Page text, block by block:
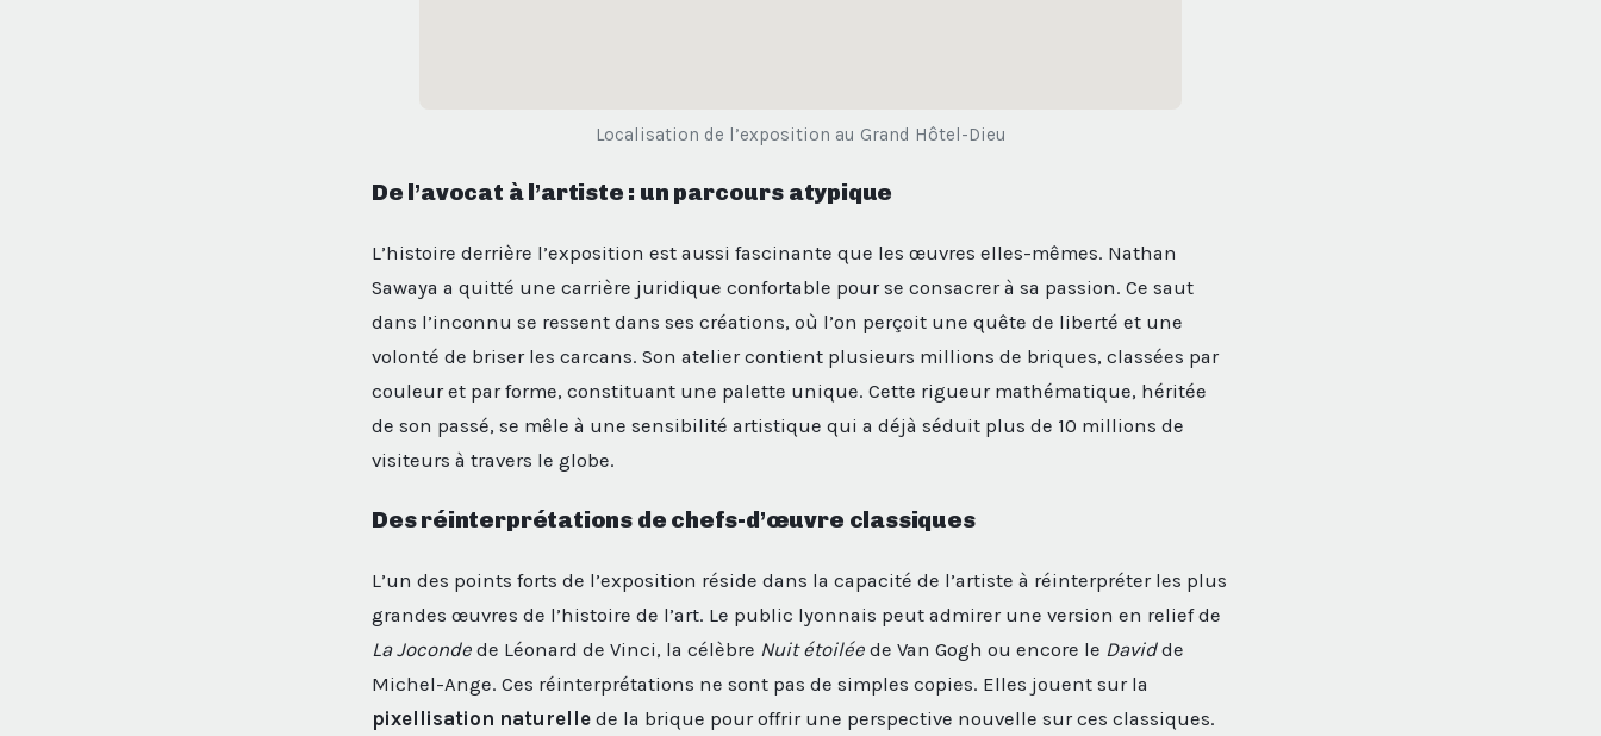
Localisation de l’exposition au Grand Hôtel-Dieu
De l’avocat à l’artiste : un parcours atypique
L’histoire derrière l’exposition est aussi fascinante que les œuvres elles-mêmes. Nathan
Sawaya a quitté une carrière juridique confortable pour se consacrer à sa passion. Ce saut
dans l’inconnu se ressent dans ses créations, où l’on perçoit une quête de liberté et une
volonté de briser les carcans. Son atelier contient plusieurs millions de briques, classées par
couleur et par forme, constituant une palette unique. Cette rigueur mathématique, héritée
de son passé, se mêle à une sensibilité artistique qui a déjà séduit plus de 10 millions de
visiteurs à travers le globe.
Des réinterprétations de chefs-d’œuvre classiques
L’un des points forts de l’exposition réside dans la capacité de l’artiste à réinterpréter les plus
grandes œuvres de l’histoire de l’art. Le public lyonnais peut admirer une version en relief de
La Joconde de Léonard de Vinci, la célèbre Nuit étoilée de Van Gogh ou encore le Davidde
Michel-Ange. Ces réinterprétations ne sont pas de simples copies. Elles jouent sur la
pixellisation naturelle de la brique pour offrir une perspective nouvelle sur ces classiques.